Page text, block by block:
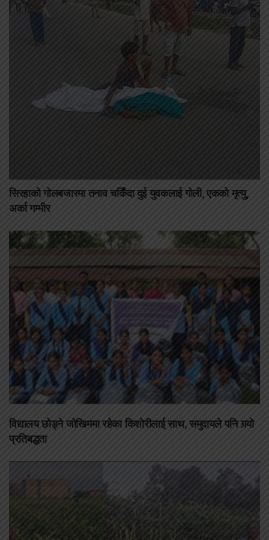
सिरहाको गोलबजारमा तनाव चर्किँदा दुई युवकलाई गोली, एकको मृत्यु,
अर्का गम्भीर
विद्यालय छोड्ने जोखिममा रहेका किशोरीलाई साथ, समुदायले पनि गर्‍यो
प्रतिबद्धता